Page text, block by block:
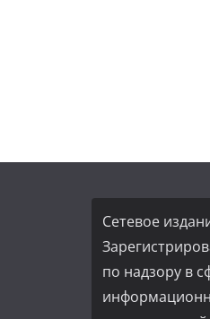
Сетевое
по надзору в